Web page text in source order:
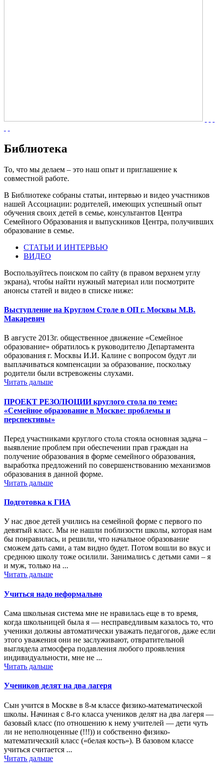
Библиотека
То, что мы делаем – это наш опыт и приглашение к
совместной работе.
В Библиотеке собраны статьи, интервью и видео участников
нашей Ассоциации: родителей, имеющих успешный опыт
обучения своих детей в семье, консультантов Центра
Семейного Образования и выпускников Центра, получивших
образование в семье.
СТАТЬИ И ИНТЕРВЬЮ
ВИДЕО
Воспользуйтесь поиском по сайту (в правом верхнем углу
экрана), чтобы найти нужный материал или посмотрите
анонсы статей и видео в списке ниже:
Выступление на Круглом Столе в ОП г. Москвы М.В.
Макаревич
В августе 2013г. общественное движение «Семейное
образование» обратилось к руководителю Департамента
образования г. Москвы И.И. Калине с вопросом будут ли
выплачиваться компенсации за образование, поскольку
родители были встревожены слухами.
Читать дальше
ПРОЕКТ РЕЗОЛЮЦИИ круглого стола по теме:
«Семейное образование в Москве: проблемы и
перспективы»
Перед участниками круглого стола стояла основная задача –
выявление проблем при обеспечении прав граждан на
получение образования в форме семейного образования,
выработка предложений по совершенствованию механизмов
образования в данной форме.
Читать дальше
Подготовка к ГИА
У нас двое детей учились на семейной форме с первого по
девятый класс. Мы не нашли поблизости школы, которая нам
бы понравилась, и решили, что начальное образование
сможем дать сами, а там видно будет. Потом вошли во вкус и
среднюю школу тоже осилили. Занимались с детьми сами – я
и муж, только на ...
Читать дальше
Учиться надо неформально
Сама школьная система мне не нравилась еще в то время,
когда школьницей была я — несправедливым казалось то, что
ученики должны автоматически уважать педагогов, даже если
этого уважения они не заслуживают, отвратительной
выглядела атмосфера подавления любого проявления
индивидуальности, мне не ...
Читать дальше
Учеников делят на два лагеря
Сын учится в Москве в 8-м классе физико-математической
школы. Начиная с 8-го класса учеников делят на два лагеря —
базовый класс (по отношению к нему учителей — дети чуть
ли не неполноценные (!!!)) и собственно физико-
математический класс («белая кость»). В базовом классе
учиться считается ...
Читать дальше